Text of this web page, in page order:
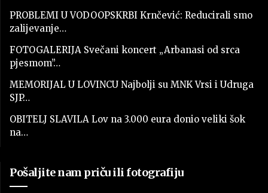
PROBLEMI U VODOOPSKRBI Krnčević: Reducirali smo
zalijevanje…
FOTOGALERIJA Svečani koncert „Arbanasi od srca
pjesmom”…
MEMORIJAL U LOVINCU Najbolji su MNK Vrsi i Udruga
SJP…
OBITELJ SLAVILA Lov na 3.000 eura donio veliki šok
na…
Pošaljite nam priču ili fotografiju